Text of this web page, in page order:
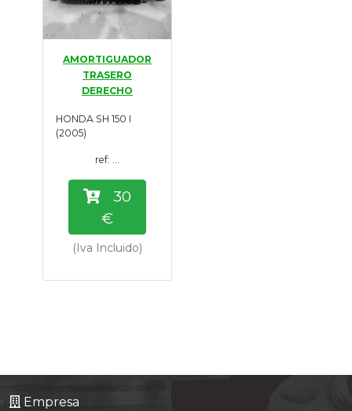
Motores
Usados
Tasaciones
Formulario
Empresa
Contacto
AMORTIGUADOR
TRASERO
DERECHO
HONDA SH 150 I
(2005)
ref: ...
30
€
(Iva Incluido)
Empresa